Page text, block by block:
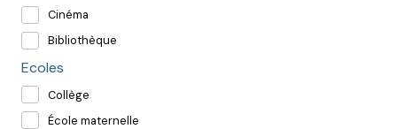
Cinéma
Bibliothèque
Ecoles
Collège
École maternelle